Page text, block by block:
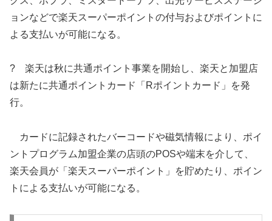
ョンなどで楽天スーパーポイントの付与およびポイントに
よる支払いが可能になる。
? 楽天は秋に共通ポイント事業を開始し、楽天と加盟店
は新たに共通ポイントカード「Rポイントカード」を発
行。
カードに記録されたバーコードや磁気情報により、ポイ
ントプログラム加盟企業の店頭のPOSや端末を介して、
楽天会員が「楽天スーパーポイント」を貯めたり、ポイン
トによる支払いが可能になる。